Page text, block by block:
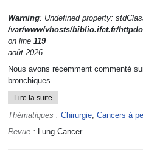
Warning: Undefined property:
/var/www/vhosts/biblio.ifct.fr/
on line 119
août 2026
Nous avons récemment commenté
bronchiques...
Lire la suite
Thématiques : Chirurgie, Cancers à
Revue : Lung Cancer